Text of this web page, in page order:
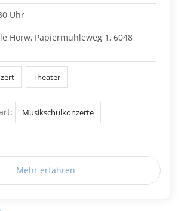
Uhr
Horw, Papiermühleweg 1, 6048
Theater
Musikschulkonzerte
Mehr erfahren